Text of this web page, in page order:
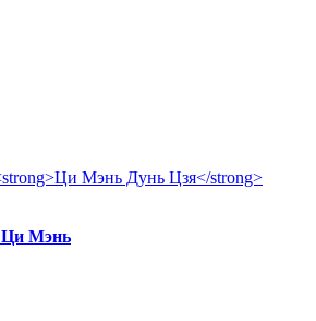
Ци Мэнь